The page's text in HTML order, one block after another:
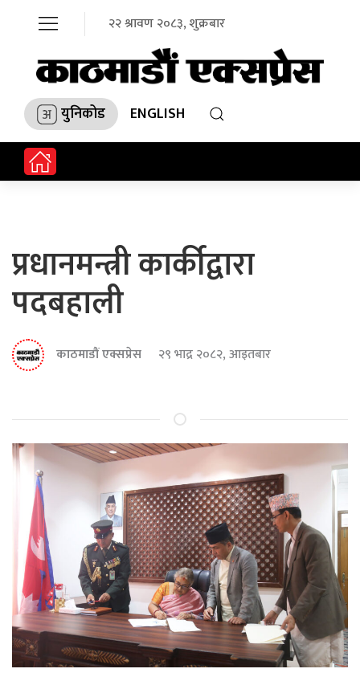
२२ श्रावण २०८३, शुक्रबार
युनिकोड ENGLISH
प्रधानमन्त्री कार्कीद्वारा
पदबहाली
काठमाडौं एक्सप्रेस २९ भाद्र २०८२, आइतबार